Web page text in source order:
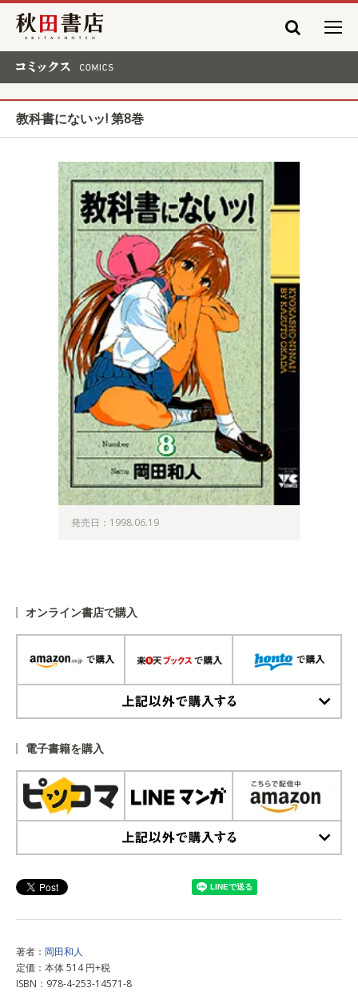
秋田書店
教科書にないッ! 第8巻
発売日：1998.06.19
オンライン書店で購入
電子書籍を購入
著者： 岡田和人
定価：本体 514 円+税
ISBN：978-4-253-14571-8